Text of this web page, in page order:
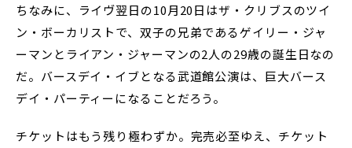
ちなみに、ライヴ翌日の10月20日はザ・クリブスのツイ
ン・ボーカリストで、双子の兄弟であるゲイリー・ジャ
ーマンとライアン・ジャーマンの2人の29歳の誕生日なの
だ。バースデイ・イブとなる武道館公演は、巨大バース
デイ・パーティーになることだろう。
チケットはもう残り極わずか。完売必至ゆえ、チケット